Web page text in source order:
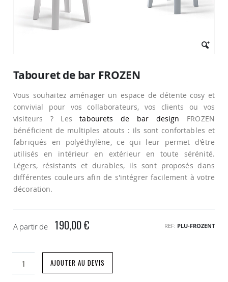
début
la
Galerie
Tabouret de bar FROZEN
Vous souhaitez aménager un espace de détente cosy et
convivial pour vos collaborateurs, vos clients ou vos
visiteurs ? Lestabourets de bar design FROZEN
bénéficient de multiples atouts : ils sont confortables et
fabriqués en polyéthylène, ce qui leur permet d'être
utilisés en intérieur en extérieur en toute sérénité.
Légers, résistants et durables, ils sont proposés dans
différentes couleurs afin de s'intégrer facilement à votre
décoration.
A partir de 190,00 € REF PLU-FROZENT
AJOUTER AU DEVIS